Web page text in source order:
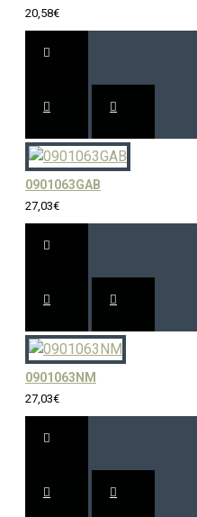
20,58€
0901063GAB
27,03€
0901063NM
27,03€